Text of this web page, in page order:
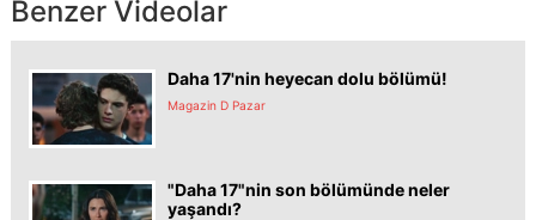
Benzer Videolar
Daha 17'nin heyecan dolu bölümü!
Magazin D Pazar
"Daha 17"nin son bölümünde neler
yaşandı?